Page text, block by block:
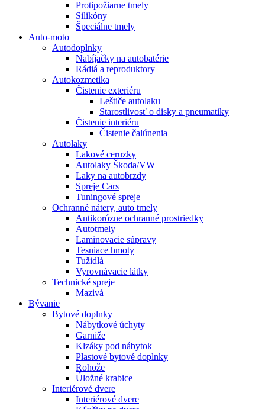
Protipožiarne tmely
Silikóny
Špeciálne tmely
Auto-moto
Autodoplnky
Nabíjačky na autobatérie
Rádiá a reproduktory
Autokozmetika
Čistenie exteriéru
Leštiče autolaku
Starostlivosť o disky a pneumatiky
Čistenie interiéru
Čistenie čalúnenia
Autolaky
Lakové ceruzky
Autolaky Škoda/VW
Laky na autobrzdy
Spreje Cars
Tuningové spreje
Ochranné nátery, auto tmely
Antikorózne ochranné prostriedky
Autotmely
Laminovacie súpravy
Tesniace hmoty
Tužidlá
Vyrovnávacie látky
Technické spreje
Mazivá
Bývanie
Bytové doplnky
Nábytkové úchyty
Garniže
Klzáky pod nábytok
Plastové bytové doplnky
Rohože
Úložné krabice
Interiérové dvere
Interiérové dvere